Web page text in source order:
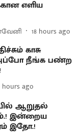
எளிய
18 hours ago
காசு
நீங்க பண்ற
hours ago
ஆறுதல்
இன்றைய
இதோ.!